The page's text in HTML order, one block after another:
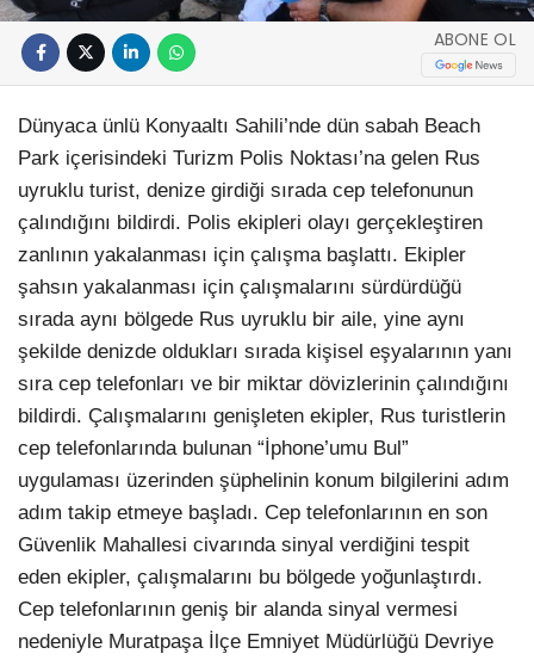
ABONE OL
Dünyaca ünlü Konyaaltı Sahili’nde dün sabah Beach
Park içerisindeki Turizm Polis Noktası’na gelen Rus
uyruklu turist, denize girdiği sırada cep telefonunun
çalındığını bildirdi. Polis ekipleri olayı gerçekleştiren
zanlının yakalanması için çalışma başlattı. Ekipler
şahsın yakalanması için çalışmalarını sürdürdüğü
sırada aynı bölgede Rus uyruklu bir aile, yine aynı
şekilde denizde oldukları sırada kişisel eşyalarının yanı
sıra cep telefonları ve bir miktar dövizlerinin çalındığını
bildirdi. Çalışmalarını genişleten ekipler, Rus turistlerin
cep telefonlarında bulunan “İphone’umu Bul”
uygulaması üzerinden şüphelinin konum bilgilerini adım
adım takip etmeye başladı. Cep telefonlarının en son
Güvenlik Mahallesi civarında sinyal verdiğini tespit
eden ekipler, çalışmalarını bu bölgede yoğunlaştırdı.
Cep telefonlarının geniş bir alanda sinyal vermesi
nedeniyle Muratpaşa İlçe Emniyet Müdürlüğü Devriye